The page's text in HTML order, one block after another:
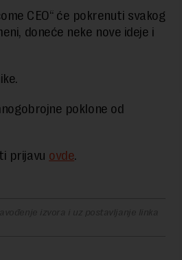
CEO“ će pokrenuti svakog
doneće neke nove ideje i
poklone od
prijavu ovde.
izvora i uz postavljanje linka